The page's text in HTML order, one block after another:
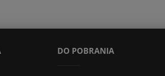
DO POBRANIA